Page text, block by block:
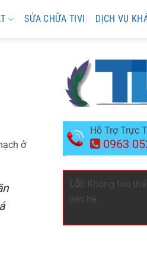
SỬA CHỮA TIVI DỊCH VỤ
ở
Hỗ Trợ Trực
0963
Lỗi: Không tìm
liên hệ.